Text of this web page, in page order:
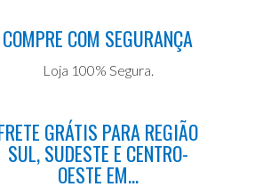
COMPRE COM SEGURANÇA
Loja 100% Segura.
GRÁTIS PARA REGIÃO
SUL, SUDESTE E CENTRO-
OESTE EM...